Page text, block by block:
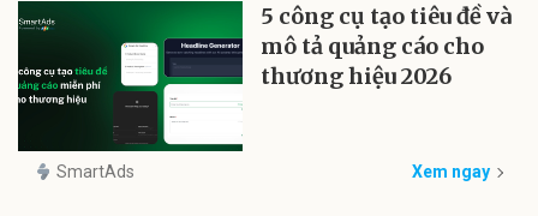
5 công cụ tạo tiêu đề và
mô tả quảng cáo cho
thương hiệu 2026
SmartAds Xem ngay